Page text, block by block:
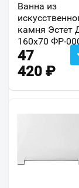
Ванна из
камня Эстет
160х70 ФР-
47
420 ₽